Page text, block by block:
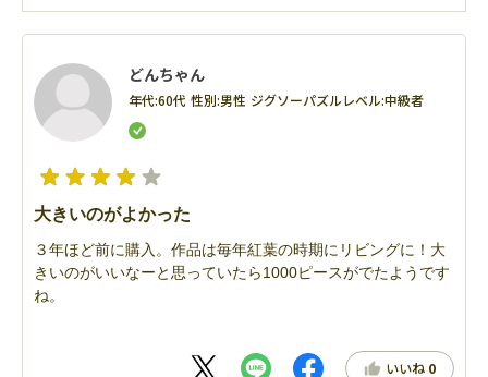
どんちゃん
年代:60代 性別:男性 ジグソーパズルレベル:中級者
大きいのがよかった
３年ほど前に購入。作品は毎年紅葉の時期にリビングに！大
きいのがいいなーと思っていたら1000ピースがでたようです
ね。
いいね 0